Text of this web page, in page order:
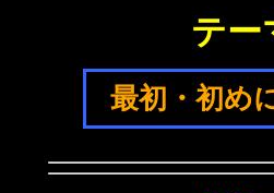
テー
最初・初め